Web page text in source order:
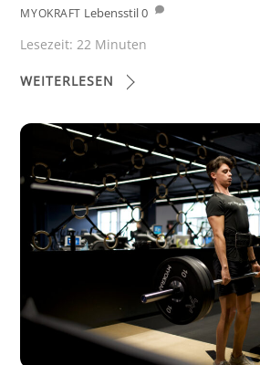
MYOKRAFT Lebensstil0
Lesezeit: 22 Minuten
WEITERLESEN